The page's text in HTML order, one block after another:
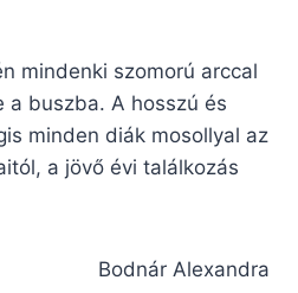
mindenki szomorú arccal
a buszba. A hosszú és
minden diák mosollyal az
a jövő évi találkozás
Bodnár Alexandra